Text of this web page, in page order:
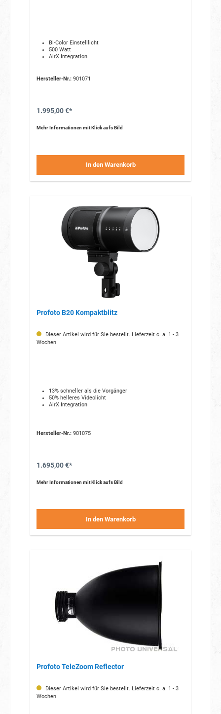
Bi-Color Einstelllicht
500 Watt
AirX Integration
Hersteller-Nr.:901071
1.995,00 €*
Mehr Informationen mit Klick aufs Bild
In den Warenkorb
Profoto B20 Kompaktblitz
Dieser Artikel wird für Sie bestellt. Lieferzeit c. a. 1 - 3
Wochen
13% schneller als die Vorgänger
50% helleres Videolicht
AirX Integration
Hersteller-Nr.:901075
1.695,00 €*
Mehr Informationen mit Klick aufs Bild
In den Warenkorb
Profoto TeleZoom Reflector
Dieser Artikel wird für Sie bestellt. Lieferzeit c. a. 1 - 3
Wochen